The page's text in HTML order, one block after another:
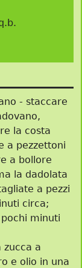
- staccare
la costa
a pezzettoni
a bollore
la dadolata
a pezzi
circa;
minuti
zucca a
e olio in una